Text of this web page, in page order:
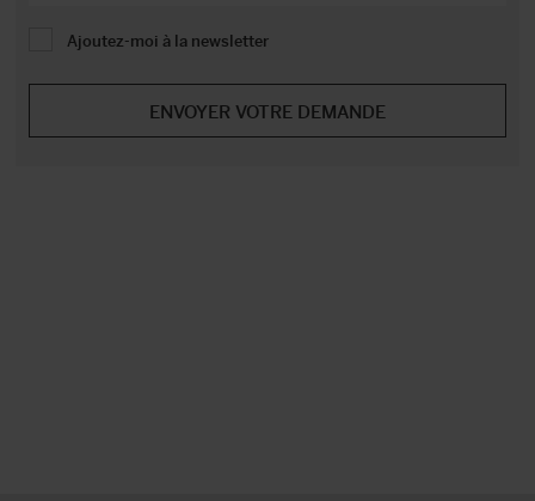
Ajoutez-moi à la newsletter